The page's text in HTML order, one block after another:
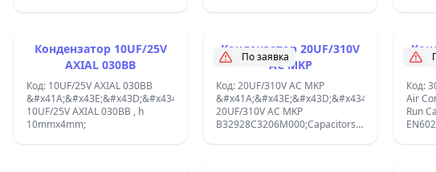
Кондензатор 10UF/25V
AXIAL 030BB
Код: 10UF/25V AXIAL 030BB
10UF/25V AXIAL 030BB , h
10mmx4mm;
По заявка
Кондензатор 20UF/310V
AC MKP
Код: 20UF/310V AC MKP
20UF/310V AC MKP
B32928C3206M000;Capacitors
Код:
Air
Run